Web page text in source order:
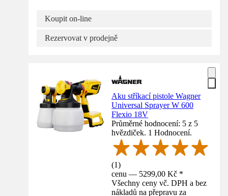
Koupit on-line
Rezervovat v prodejně
Aku stříkací pistole Wagner
Universal Sprayer W 600
Flexio 18V
Průměrné hodnocení: 5 z 5
hvězdiček. 1 Hodnocení.
(1)
cenu — 5299,00 Kč *
Všechny ceny vč. DPH a bez
nákladů na přepravu za